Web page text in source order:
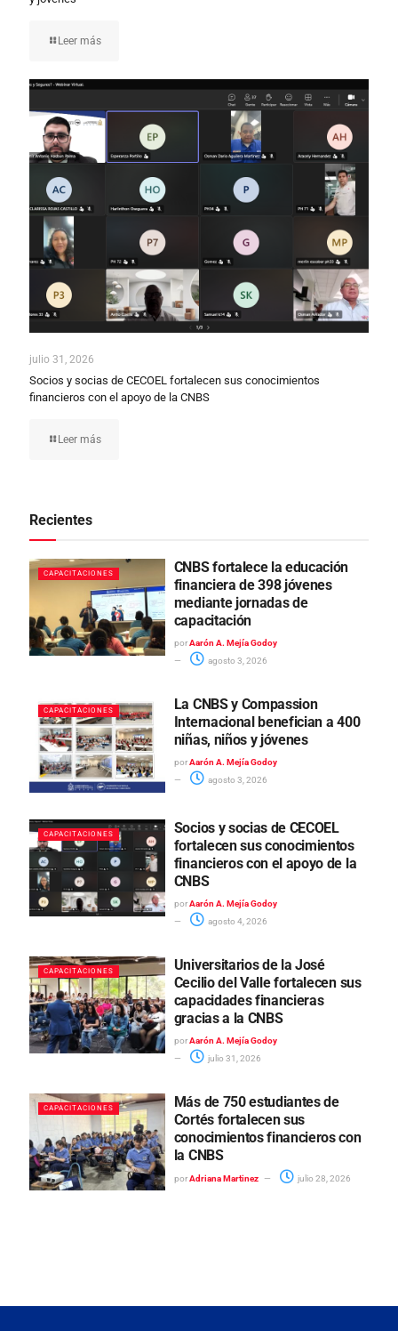
Leer más
julio 31, 2026
Socios y socias de CECOEL fortalecen sus conocimientos
financieros con el apoyo de la CNBS
Leer más
Recientes
CAPACITACIONES
CNBS fortalece la educación
financiera de 398 jóvenes
mediante jornadas de
capacitación
por Aarón A. Mejía Godoy
agosto 3, 2026
CAPACITACIONES
La CNBS y Compassion
Internacional benefician a 400
niñas, niños y jóvenes
por Aarón A. Mejía Godoy
agosto 3, 2026
CAPACITACIONES
Socios y socias de CECOEL
fortalecen sus conocimientos
financieros con el apoyo de la
CNBS
por Aarón A. Mejía Godoy
agosto 4, 2026
CAPACITACIONES
Universitarios de la José
Cecilio del Valle fortalecen sus
capacidades financieras
gracias a la CNBS
por Aarón A. Mejía Godoy
julio 31, 2026
CAPACITACIONES
Más de 750 estudiantes de
Cortés fortalecen sus
conocimientos financieros con
la CNBS
por Adriana Martinez julio 28, 2026